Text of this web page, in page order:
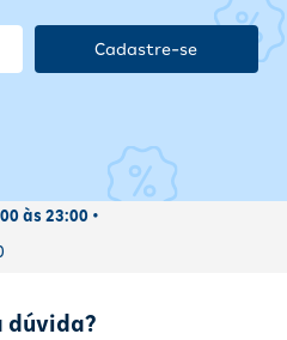
Cadastre-se
às 23:00 •
dúvida?